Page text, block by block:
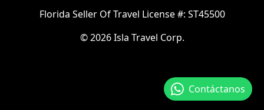
Florida Seller Of Travel License #: ST45500
© 2026 Isla Travel Corp.
Contáctanos